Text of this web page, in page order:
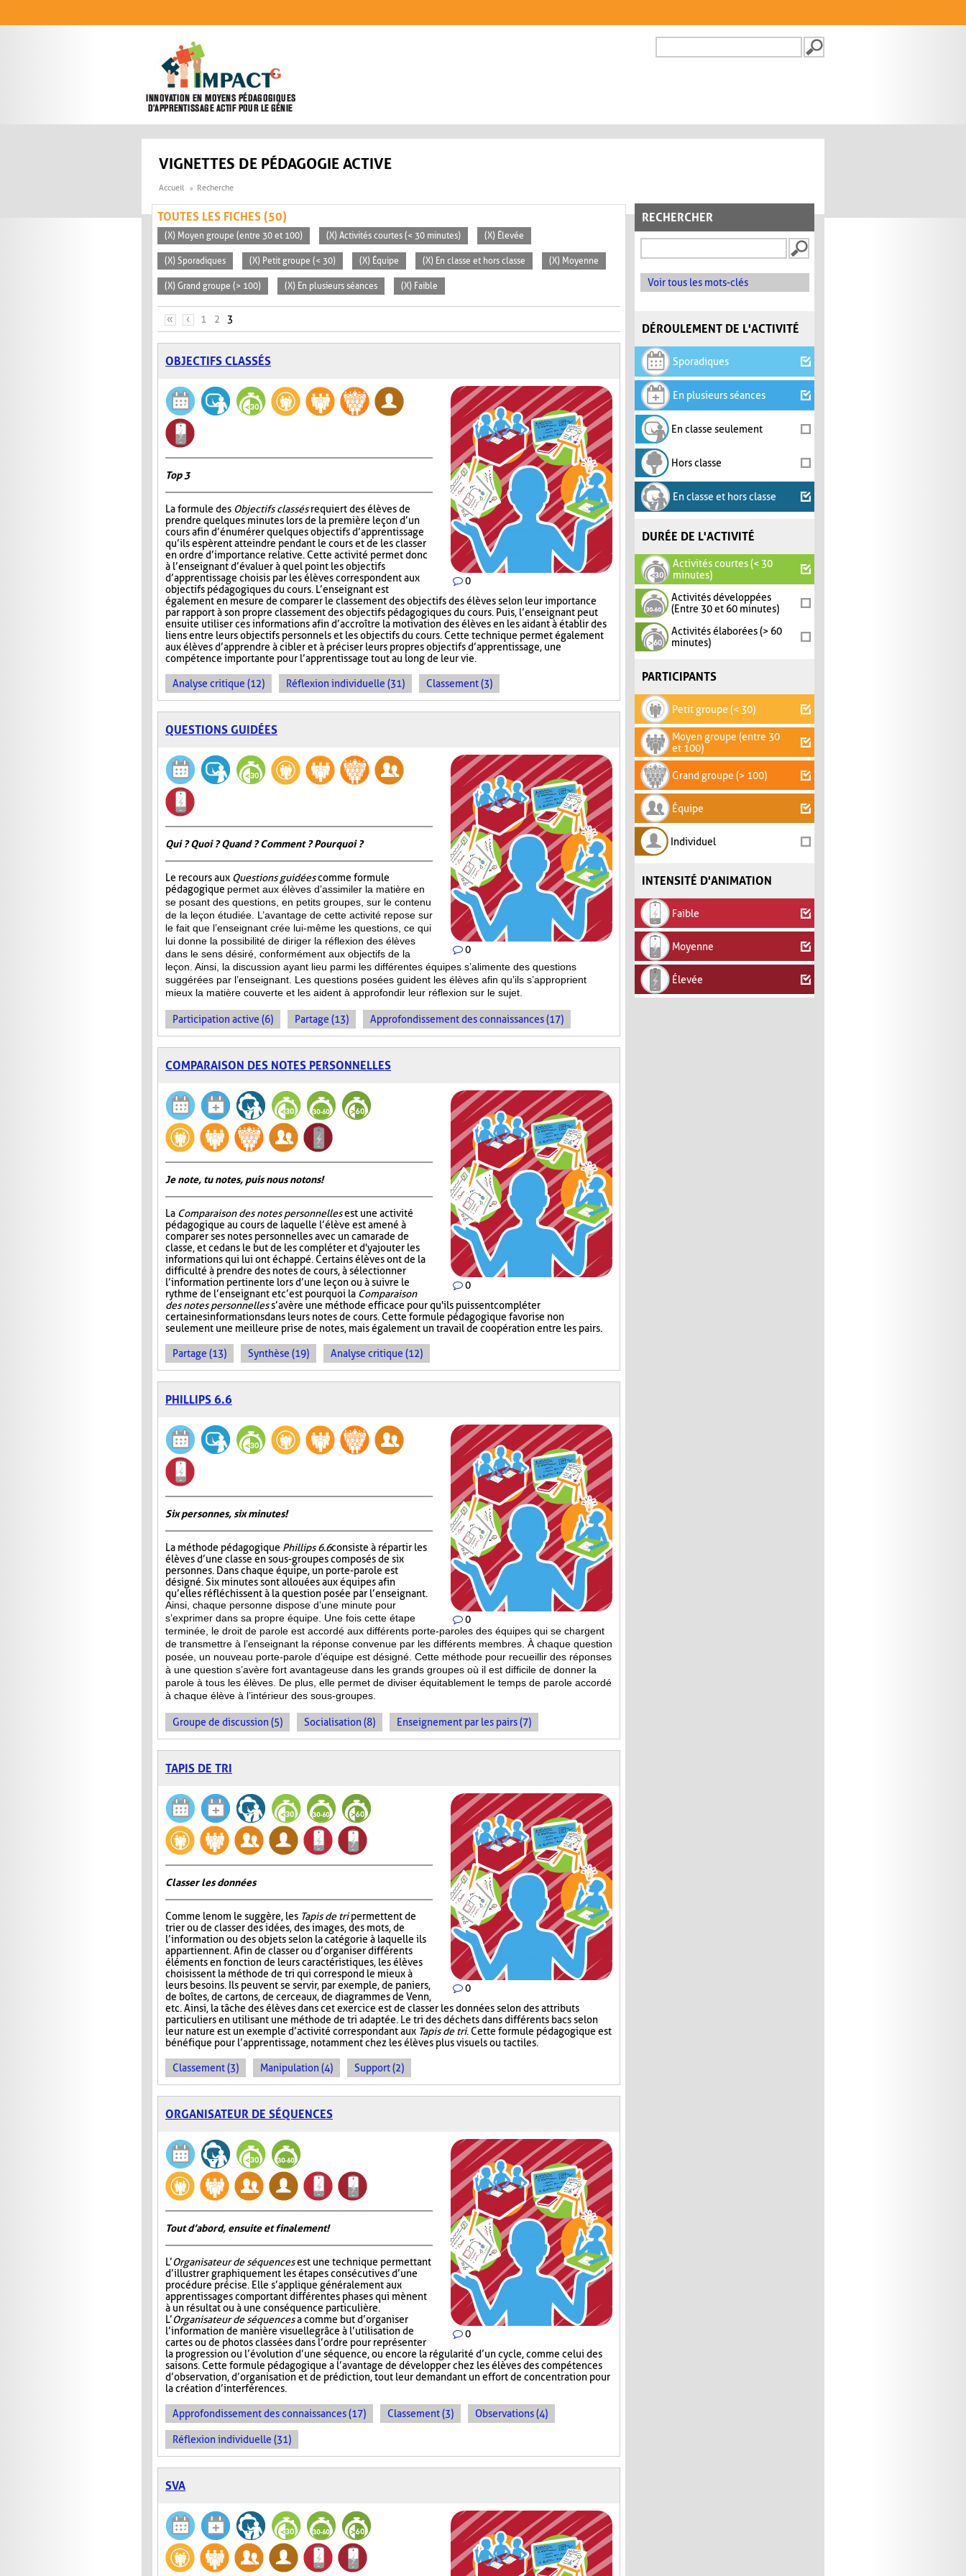
FORMULAIRE DE
VIGNETTES DE PÉDAGOGIE ACTIVE
Accueil Recherche
RECHERCHER
Voir tous les mots-clés
DÉROULEMENT DE L'ACTIVITÉ
Sporadiques
En plusieurs séances
En classe seulement
Hors classe
En classe et hors classe
DURÉE DE L'ACTIVITÉ
Activités courtes (< 30
minutes)
Activités développées
(Entre 30 et 60 minutes)
Activités élaborées (> 60
minutes)
PARTICIPANTS
Petit groupe (< 30)
Moyen groupe (entre 30
et 100)
Grand groupe (> 100)
Équipe
Individuel
INTENSITÉ D'ANIMATION
Faible
Moyenne
Élevée
TOUTES LES FICHES (50)
(X) Moyen groupe (entre 30 et 100) (X) Activités courtes (< 30 minutes) (X) Élevée
(X) Sporadiques (X) Petit groupe (< 30) (X) Équipe (X) En classe et hors classe (X) Moyenne
(X) Grand groupe (> 100) (X) En plusieurs séances (X) Faible
PAGES
« ‹ 1 2 3
OBJECTIFS CLASSÉS
0
Top 3
La formule des Objectifs classésrequiert des élèves de
prendre quelques minutes lors de la première leçon d’un
cours afin d’énumérer quelques objectifs d’apprentissage
qu’ils espèrent atteindre pendant le cours et de les classer
en ordre d’importance relative. Cette activité permet donc
à l’enseignant d’évaluer à quel point les objectifs
d’apprentissage choisis par les élèves correspondent aux
objectifs pédagogiques du cours. L’enseignant est
également en mesure de comparer le classement des objectifs des élèves selon leur importance
par rapport à son propre classement des objectifs pédagogiques du cours. Puis, l’enseignant peut
ensuite utiliser ces informations afin d’accroître la motivation des élèves en les aidant à établir des
liens entre leurs objectifs personnels et les objectifs du cours. Cette technique permet également
aux élèves d’apprendre à cibler et à préciser leurs propres objectifs d’apprentissage, une
compétence importante pour l’apprentissage tout au long de leur vie.
Analyse critique (12) Réflexion individuelle (31) Classement (3)
QUESTIONS GUIDÉES
0
Qui ? Quoi ? Quand ? Comment ? Pourquoi ?
Le recours aux Questions guidéescomme formule
pédagogique permet aux élèves d’assimiler la matière en
se posant des questions, en petits groupes, sur le contenu
de la leçon étudiée. L’avantage de cette activité repose sur
le fait que l’enseignant crée lui-même les questions, ce qui
lui donne la possibilité de diriger la réflexion des élèves
dans le sens désiré, conformément aux objectifs de la
leçon. Ainsi, la discussion ayant lieu parmi les différentes équipes s’alimente des questions
suggérées par l’enseignant. Les questions posées guident les élèves afin qu’ils s’approprient
mieux la matière couverte et les aident à approfondir leur réflexion sur le sujet.
Participation active (6) Partage (13) Approfondissement des connaissances (17)
COMPARAISON DES NOTES PERSONNELLES
0
Je note, tu notes, puis nous notons!
La Comparaison des notes personnellesest une activité
pédagogique au cours de laquelle l’élève est amené à
comparer ses notes personnelles avec un camarade de
classe, et ce dans le but de les compléter et d'y ajouter les
informations qui lui ont échappé. Certains élèves ont de la
difficulté à prendre des notes de cours, à sélectionner
l’information pertinente lors d’une leçon ou à suivre le
rythme de l’enseignant et c’est pourquoi la Comparaison
des notes personnelless’avère une méthode efficace pour qu'ils puissent compléter
certaines informations dans leurs notes de cours. Cette formule pédagogique favorise non
seulement une meilleure prise de notes, mais également un travail de coopération entre les pairs.
Partage (13) Synthèse (19) Analyse critique (12)
PHILLIPS 6.6
0
Six personnes, six minutes!
La méthode pédagogique Phillips 6.6consiste à répartir les
élèves d’une classe en sous-groupes composés de six
personnes. Dans chaque équipe, un porte-parole est
désigné. Six minutes sont allouées aux équipes afin
qu’elles réfléchissent à la question posée par l’enseignant.
Ainsi, chaque personne dispose d’une minute pour
s’exprimer dans sa propre équipe. Une fois cette étape
terminée, le droit de parole est accordé aux différents porte-paroles des équipes qui se chargent
de transmettre à l’enseignant la réponse convenue par les différents membres. À chaque question
posée, un nouveau porte-parole d’équipe est désigné. Cette méthode pour recueillir des réponses
à une question s’avère fort avantageuse dans les grands groupes où il est difficile de donner la
parole à tous les élèves. De plus, elle permet de diviser équitablement le temps de parole accordé
à chaque élève à l’intérieur des sous-groupes.
Groupe de discussion (5) Socialisation (8) Enseignement par les pairs (7)
TAPIS DE TRI
0
Classer les données
Comme le nom le suggère, les Tapis de tripermettent de
trier ou de classer des idées, des images, des mots, de
l’information ou des objets selon la catégorie à laquelle ils
appartiennent. Afin de classer ou d’organiser différents
éléments en fonction de leurs caractéristiques, les élèves
choisissent la méthode de tri qui correspond le mieux à
leurs besoins. Ils peuvent se servir, par exemple, de paniers,
de boîtes, de cartons, de cerceaux, de diagrammes de Venn,
etc. Ainsi, la tâche des élèves dans cet exercice est de classer les données selon des attributs
particuliers en utilisant une méthode de tri adaptée. Le tri des déchets dans différents bacs selon
leur nature est un exemple d’activité correspondant aux Tapis de tri. Cette formule pédagogique est
bénéfique pour l’apprentissage, notamment chez les élèves plus visuels ou tactiles.
Classement (3) Manipulation (4) Support (2)
ORGANISATEUR DE SÉQUENCES
0
Tout d’abord, ensuite et finalement!
L’Organisateur de séquencesest une technique permettant
d’illustrer graphiquement les étapes consécutives d’une
procédure précise. Elle s’applique généralement aux
apprentissages comportant différentes phases qui mènent
à un résultat ou à une conséquence particulière.
L’Organisateur de séquencesa comme but d’organiser
l’information de manière visuellegrâce à l’utilisation de
cartes ou de photos classées dans l’ordre pour représenter
la progression ou l’évolution d’une séquence, ou encore la régularité d’un cycle, comme celui des
saisons. Cette formule pédagogique a l’avantage de développer chez les élèves des compétences
d’observation, d’organisation et de prédiction, tout leur demandant un effort de concentration pour
la création d’interférences.
Approfondissement des connaissances (17) Classement (3) Observations (4)
Réflexion individuelle (31)
SVA